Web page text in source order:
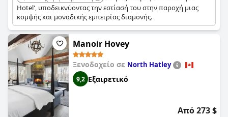
Hotel', υποδεικνύοντας την εστίασή του στην παροχή μιας
κομψής και μοναδικής εμπειρίας διαμονής.
Manoir Hovey
Ξενοδοχείο σε North Hatley
9,2 Εξαιρετικό
Από 273 $